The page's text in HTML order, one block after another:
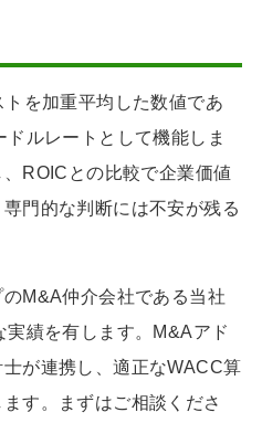
を加重平均した数値であ
ルレートとして機能しま
ROICとの比較で企業価値
門的な判断には不安が残る
M&A仲介会社である当社
績を有します。M&Aアド
が連携し、適正なWACC算
す。まずはご相談くださ